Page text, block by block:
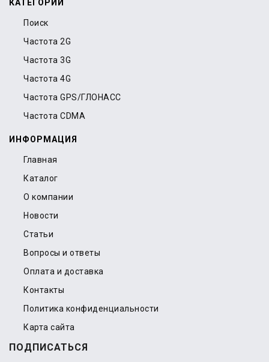
КАТЕГОРИИ
Поиск
Частота 2G
Частота 3G
Частота 4G
Частота GPS/ГЛОНАСС
Частота CDMA
ИНФОРМАЦИЯ
Главная
Каталог
О компании
Новости
Статьи
Вопросы и ответы
Оплата и доставка
Контакты
Политика конфиденциальности
Карта сайта
ПОДПИСАТЬСЯ